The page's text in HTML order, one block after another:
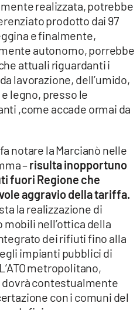
realizzata, potrebbe
prodotto dai 97
e finalmente,
autonomo, porrebbe
attuali riguardanti i
lavorazione, dell’umido,
legno, presso le
,come accade ormai da
notare la Marcianò nelle
–risulta inopportuno
fuori Regione che
aggravio della tariffa.
la realizzazione di
nell’ottica della
dei rifiuti fino alla
impianti pubblici di
metropolitano,
dovrà contestualmente
con i comuni del